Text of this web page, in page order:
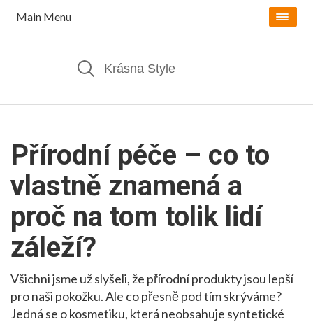
Main Menu
Přírodní péče – co to
vlastně znamená a
proč na tom tolik lidí
záleží?
Všichni jsme už slyšeli, že přírodní produkty jsou lepší
pro naši pokožku. Ale co přesně pod tím skrýváme?
Jedná se o kosmetiku, která neobsahuje syntetické